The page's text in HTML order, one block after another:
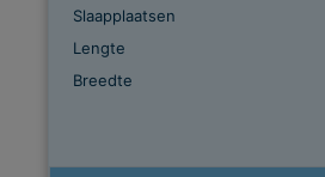
Slaapplaatsen
Lengte
Breedte